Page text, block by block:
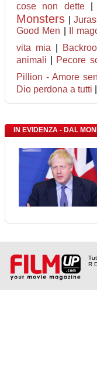
cose non dette|
Monsters |
Good Men
Il
vita mia
animali
Pecore
Pillion - Amore
Dio perdona a tutti
IN EVIDENZA - DAL
R